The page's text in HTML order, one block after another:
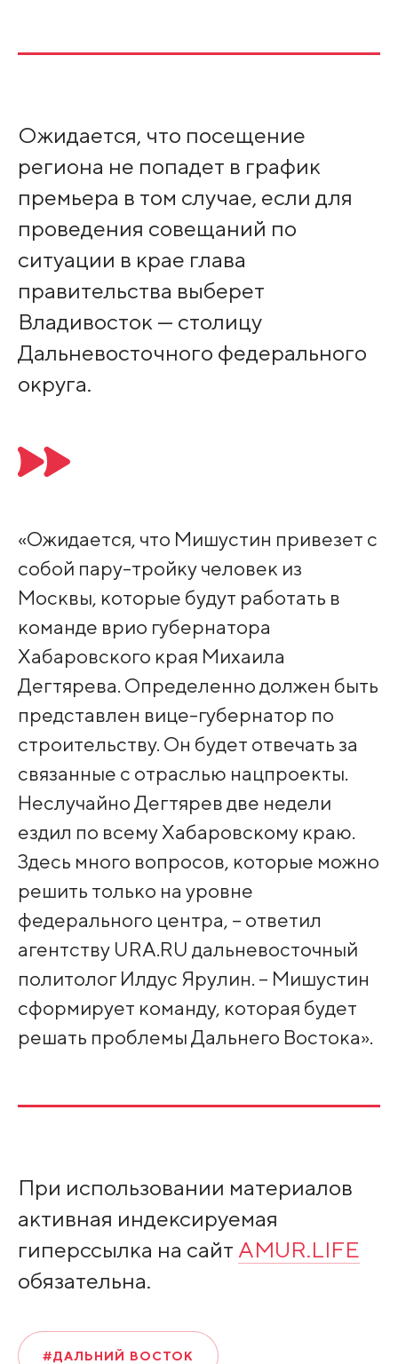
Ожидается, что посещение
региона не попадет в график
премьера в том случае, если для
проведения совещаний по
ситуации в крае глава
правительства выберет
Владивосток — столицу
Дальневосточного федерального
округа.
«Ожидается, что Мишустин привезет с
собой пару-тройку человек из
Москвы, которые будут работать в
команде врио губернатора
Хабаровского края Михаила
Дегтярева. Определенно должен быть
представлен вице-губернатор по
строительству. Он будет отвечать за
связанные с отраслью нацпроекты.
Неслучайно Дегтярев две недели
ездил по всему Хабаровскому краю.
Здесь много вопросов, которые можно
решить только на уровне
федерального центра, – ответил
агентству URA.RU дальневосточный
политолог Илдус Ярулин. – Мишустин
сформирует команду, которая будет
решать проблемы Дальнего Востока».
При использовании материалов
активная индексируемая
гиперссылка на сайт AMUR.LIFE
обязательна.
#ДАЛЬНИЙ ВОСТОК